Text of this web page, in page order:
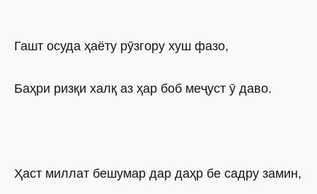
Гашт осуда ҳаёту рӯзгору хуш фазо,
Баҳри ризқи халқ аз ҳар боб меҷуст ӯ даво.
Ҳаст миллат бешумар дар даҳр бе садру замин,